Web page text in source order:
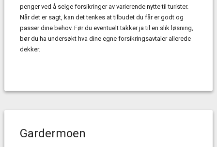
penger ved å selge forsikringer av varierende nytte til turister.
Når det er sagt, kan det tenkes at tilbudet du får er godt og
passer dine behov. Før du eventuelt takker ja til en slik løsning,
bør du ha undersøkt hva dine egne forsikringsavtaler allerede
dekker.
Gardermoen